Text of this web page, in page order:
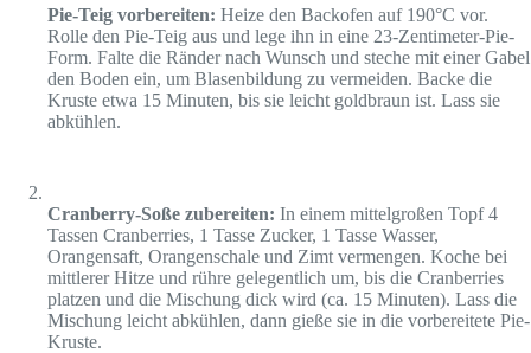
Pie-Teig vorbereiten: Heize den Backofen auf 190°C vor.
Rolle den Pie-Teig aus und lege ihn in eine 23-Zentimeter-Pie-
Form. Falte die Ränder nach Wunsch und steche mit einer Gabel
den Boden ein, um Blasenbildung zu vermeiden. Backe die
Kruste etwa 15 Minuten, bis sie leicht goldbraun ist. Lass sie
abkühlen.
Cranberry-Soße zubereiten: In einem mittelgroßen Topf 4
Tassen Cranberries, 1 Tasse Zucker, 1 Tasse Wasser,
Orangensaft, Orangenschale und Zimt vermengen. Koche bei
mittlerer Hitze und rühre gelegentlich um, bis die Cranberries
platzen und die Mischung dick wird (ca. 15 Minuten). Lass die
Mischung leicht abkühlen, dann gieße sie in die vorbereitete Pie-
Kruste.